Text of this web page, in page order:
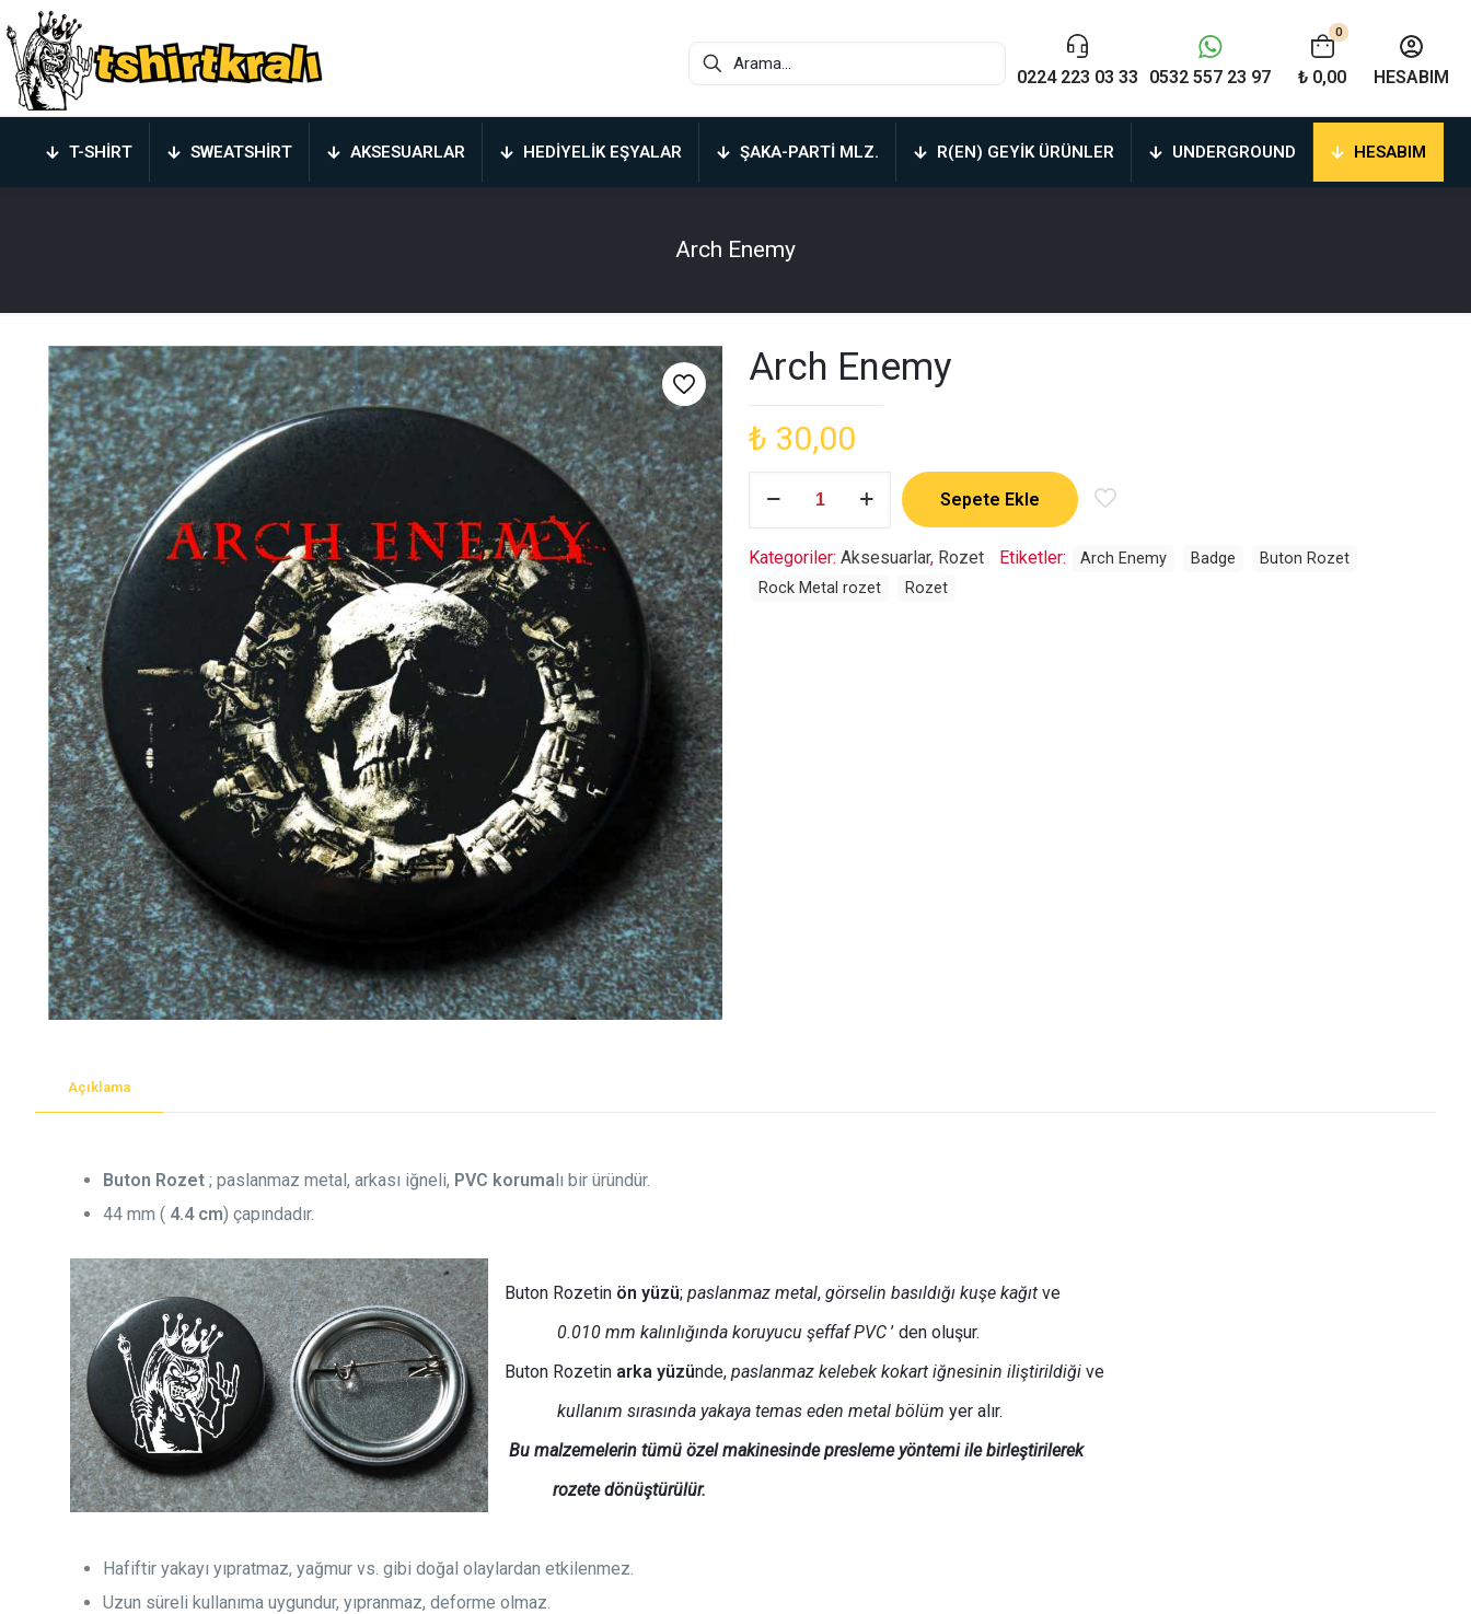
0224 223 03 33 0532 557 23 97
0
₺ 0,00 HESABIM
T-SHIRT SWEATSHIRT AKSESUARLAR HEDIYELIK EŞYALAR ŞAKA-PARTI MLZ. R(EN) GEYIK ÜRÜNLER UNDERGROUND HESABIM
Arch Enemy
Arch Enemy
₺ 30,00
Enemy
Sepete Ekle
Kategoriler: Aksesuarlar, Rozet Etiketler: Arch Enemy Badge
Buton Rozet
Rock Metal rozet
Rozet
Açıklama
Buton Rozet ; paslanmaz metal, arkası iğneli, PVC korumalı bir üründür.
44 mm ( 4.4 cm) çapındadır.
Buton Rozetin ön yüzü; paslanmaz metal,görselin basıldığı kuşe kağıt ve
0.010 mm kalınlığındakoruyucu şeffaf PVC’ den oluşur.
Buton Rozetin arka yüzünde,paslanmaz kelebek kokart iğnesinin iliştirildiği ve
kullanım sırasında yakaya temas eden metal bölüm yer alır.
Bu malzemelerin tümü özel makinesinde presleme yöntemi ile birleştirilerek
rozetedönüştürülür.
Hafiftir yakayı yıpratmaz, yağmur vs. gibi doğal olaylardan etkilenmez.
Uzun süreli kullanıma uygundur, yıpranmaz, deforme olmaz.